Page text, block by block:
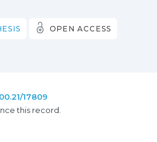
OPEN ACCESS
17809
this record.